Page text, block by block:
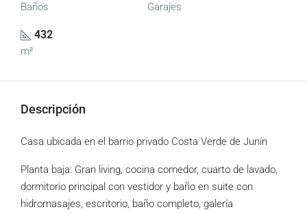
Baños Garajes
432
m²
Descripción
Casa ubicada en el barrio privado Costa Verde de Junín
Planta baja: Gran living, cocina comedor, cuarto de lavado,
dormitorio principal con vestidor y baño en suite con
hidromasajes, escritorio, baño completo, galería